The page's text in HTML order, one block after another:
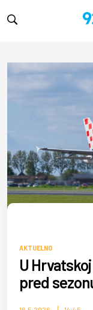
AKTUELNO
U
pred